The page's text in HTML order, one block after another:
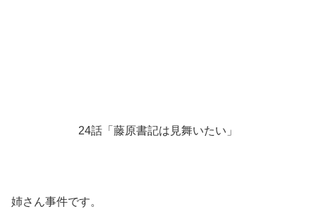
24話「藤原書記は見舞いたい」
姉さん事件です。